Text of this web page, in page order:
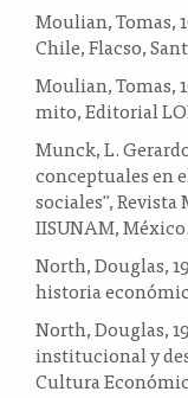
Moulian, Tomas,
Chile, Flacso,
Moulian, Tomas,
mito, Editorial
Munck, L.
conceptuales en
sociales",
IISUNAM, México.
North, Douglas,
historia
North, Douglas,
institucional y
Cultura